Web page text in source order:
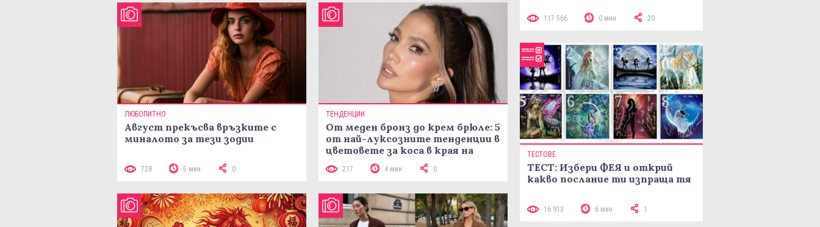
ЛЮБОПИТНО
Август прекъсва връзките с
миналото за тези зодии
728 5 мин 0
ТЕНДЕНЦИИ
От меден бронз до крем брюле: 5
от най-луксозните тенденции в
цветовете за коса в края на
217 4 мин 0
117 566 0 мин 20
ТЕСТОВЕ
ТЕСТ: Избери ФЕЯ и открий
какво послание ти изпраща тя
16 913 6 мин 1